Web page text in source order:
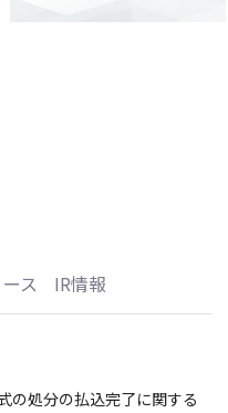
ス IR情報
の処分の払込完了に関する